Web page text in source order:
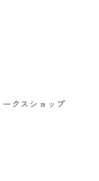
クスショップ